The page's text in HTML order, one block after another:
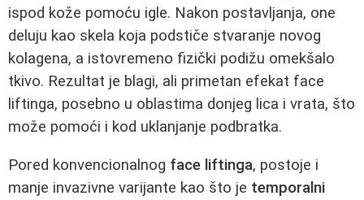
ispod kože pomoću igle. Nakon postavljanja, one
deluju kao skela koja podstiče stvaranje novog
kolagena, a istovremeno fizički podižu omekšalo
tkivo. Rezultat je blagi, ali primetan efekat face
liftinga, posebno u oblastima donjeg lica i vrata, što
može pomoći i kod uklanjanje podbratka.
Pored konvencionalnog face liftinga, postoje i
manje invazivne varijante kao što je temporalni